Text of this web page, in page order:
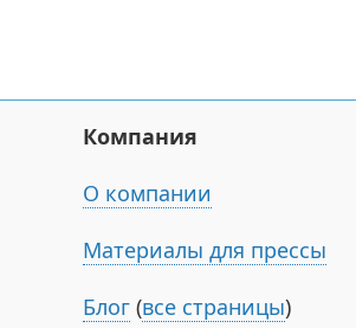
Компания
О компании
Материалы для прессы
Блог (все страницы)